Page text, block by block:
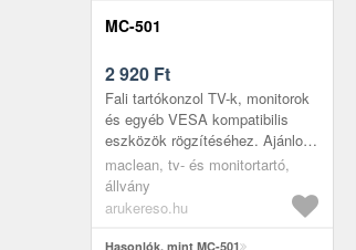
MC-501
2 920 Ft
Fali tartókonzol TV-k, monitorok
és egyéb VESA kompatibilis
eszközök rögzítéséhez. Ajánlott
23 - 42 méretű kijelzőkhöz
Csatlakozási felület: VESA 7...
maclean, tv- és monitortartó,
állvány
arukereso.hu
Hasonlók, mint MC-501